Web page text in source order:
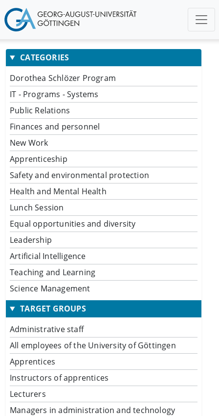
CATEGORIES
Dorothea Schlözer Program
IT - Programs - Systems
Public Relations
Finances and personnel
New Work
Apprenticeship
Safety and environmental protection
Health and Mental Health
Lunch Session
Equal opportunities and diversity
Leadership
Artificial Intelligence
Teaching and Learning
Science Management
TARGET GROUPS
Administrative staff
All employees of the University of Göttingen
Apprentices
Instructors of apprentices
Lecturers
Managers in administration and technology